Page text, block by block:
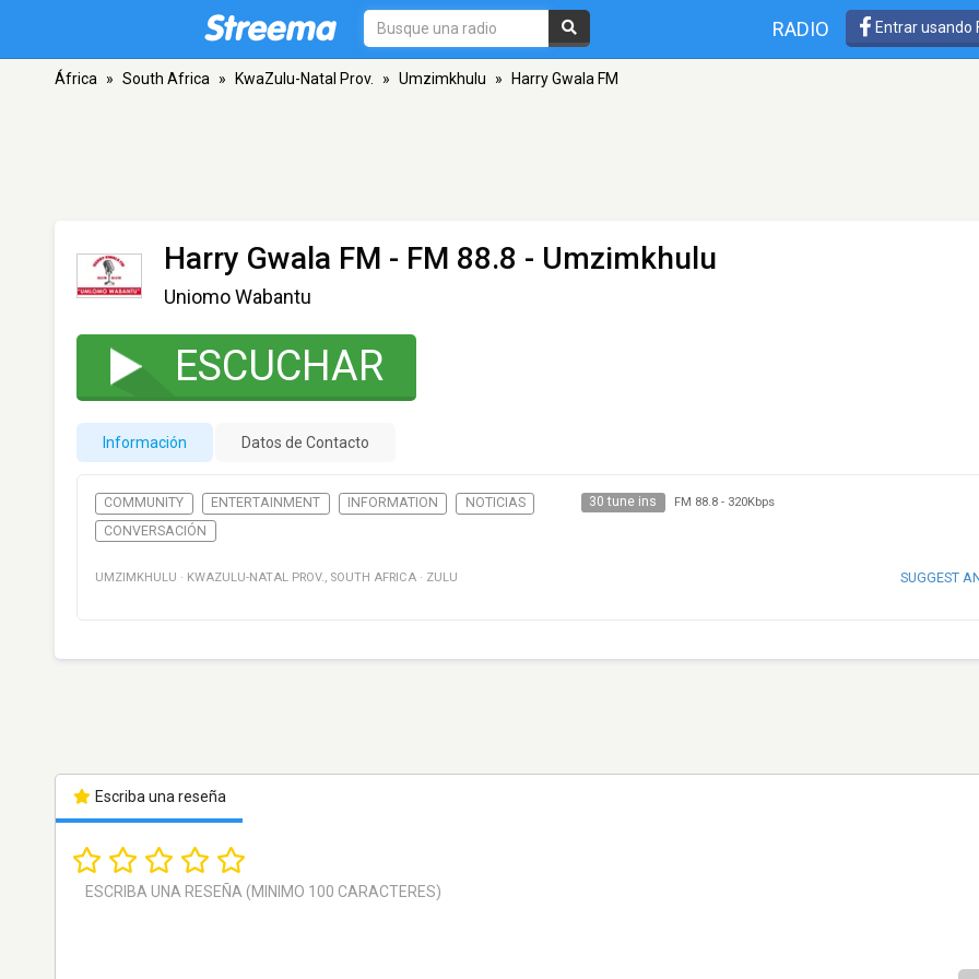
RADIO Entrar usando
África » South Africa » KwaZulu-Natal Prov. » Umzimkhulu » Harry Gwala FM
Harry Gwala FM - FM 88.8 - Umzimkhulu
Uniomo Wabantu
ESCUCHAR
Información Datos de Contacto
COMMUNITY ENTERTAINMENT INFORMATION
NOTICIAS
CONVERSACIÓN
30 tune ins FM 88.8- 320Kbps
UMZIMKHULU · KWAZULU-NATAL PROV., SOUTH AFRICA · ZULU SUGGEST
Escriba una reseña